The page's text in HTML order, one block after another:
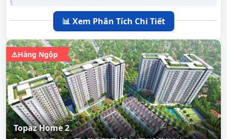
📊 Xem Phân Tích Chi Tiết
⚠️Hàng Ngộp
Topaz Home 2